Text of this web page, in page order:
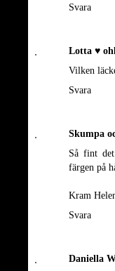
Svara
Lotta ♥
Vilken
Svara
Skumpa
Så fint
färgen på
Kram
Svara
Daniella